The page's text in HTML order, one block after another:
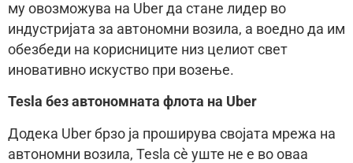
му овозможува на Uber да стане лидер во
индустријата за автономни возила, а воедно да им
обезбеди на корисниците низ целиот свет
иновативно искуство при возење.
Tesla без автономната флота на Uber
Додека Uber брзо ја проширува својата мрежа на
автономни возила, Tesla сè уште не е во оваа